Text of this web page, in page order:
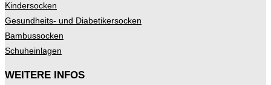
Kindersocken
Gesundheits- und Diabetikersocken
Bambussocken
Schuheinlagen
WEITERE INFOS